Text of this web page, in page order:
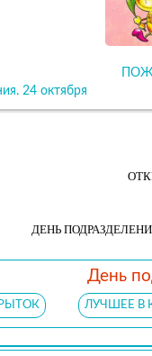
24 октября
ДЕНЬ
День
ЛУЧШЕЕ В